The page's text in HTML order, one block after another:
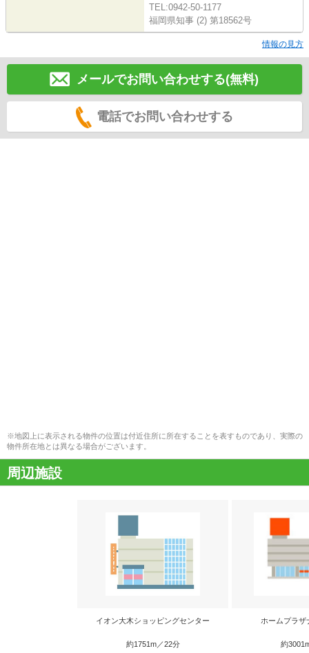
TEL:0942-50-1177
福岡県知事 (2) 第18562号
情報の見方
メールでお問い合わせする(無料)
電話でお問い合わせする
※地図上に表示される物件の位置は付近住所に所在することを表すものであり、実際の
物件所在地とは異なる場合がございます。
周辺施設
イオン大木ショッピングセンター
約1751m／22分
ホームプラザ
約